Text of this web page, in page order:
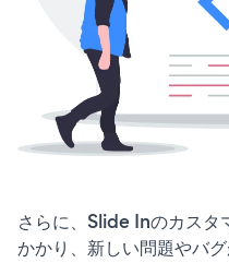
さらに、Slide Inのカスタ
かかり、新しい問題やバ